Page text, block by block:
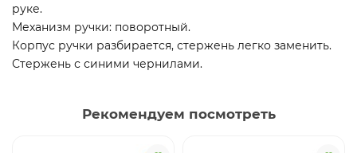
руке.
Механизм ручки: поворотный.
Корпус ручки разбирается, стержень легко заменить.
Стержень с синими чернилами.
Рекомендуем посмотреть